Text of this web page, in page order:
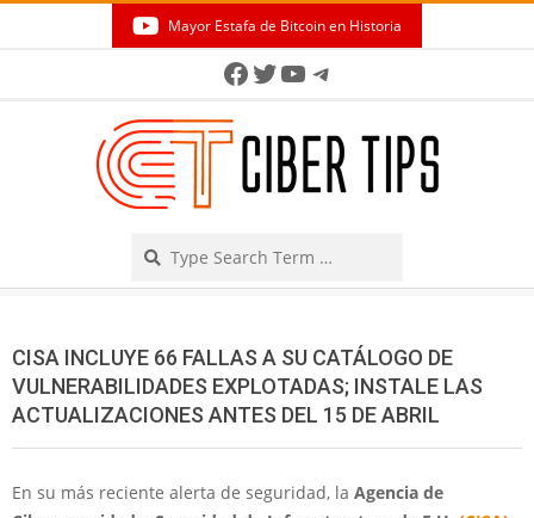
Mayor Estafa de Bitcoin en Historia
Facebook
Twitter
YouTube
Telegram
CISA INCLUYE 66 FALLAS A SU CATÁLOGO DE
VULNERABILIDADES EXPLOTADAS; INSTALE LAS
ACTUALIZACIONES ANTES DEL 15 DE ABRIL
En su más reciente alerta de seguridad, la Agencia de